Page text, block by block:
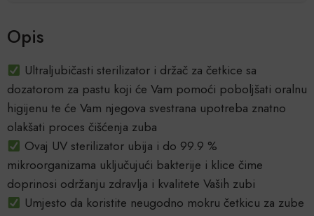
Opis
Ultraljubičasti sterilizator i držač za četkice sa
dozatorom za pastu koji će Vam pomoći poboljšati oralnu
higijenu te će Vam njegova svestrana upotreba znatno
olakšati proces čišćenja zuba
Ovaj UV sterilizator ubija i do 99.9 %
mikroorganizama uključujući bakterije i klice čime
doprinosi održanju zdravlja i kvalitete Vaših zubi
Umjesto da koristite neugodno mokru četkicu za zube